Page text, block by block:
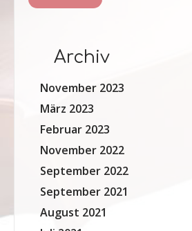
Archiv
November 2023
März 2023
Februar 2023
November 2022
September 2022
September 2021
August 2021